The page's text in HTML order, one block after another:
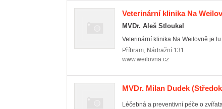
Veterinární klinika Na
MVDr. Aleš Stloukal
Veterinární klinika Na Weilovně je
Příbram, Nádražní 131
www.weilovna.cz
MVDr. Milan Dudek
Léčebná a preventivní péče o